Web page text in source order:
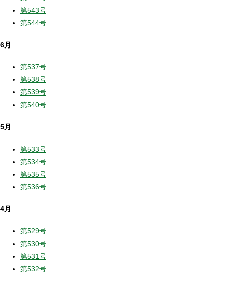
第543号
第544号
6月
第537号
第538号
第539号
第540号
5月
第533号
第534号
第535号
第536号
4月
第529号
第530号
第531号
第532号